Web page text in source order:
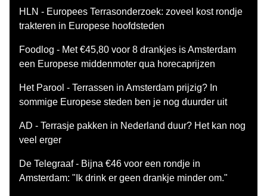
HLN - Europees Terrasonderzoek: zoveel kost rondje
trakteren in Europese hoofdsteden
Foodlog - Met €45,80 voor 8 drankjes is Amsterdam
een Europese middenmoter qua horecaprijzen
Het Parool - Terrassen in Amsterdam prijzig? In
sommige Europese steden ben je nog duurder uit
AD - Terrasje pakken in Nederland duur? Het kan nog
veel erger
De Telegraaf - Bijna €46 voor een rondje in
Amsterdam: "Ik drink er geen drankje minder om."